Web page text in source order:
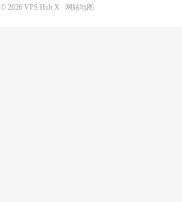
© 2026 VPS Hub X 网站地图